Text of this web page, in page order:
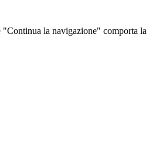
la navigazione" comporta la